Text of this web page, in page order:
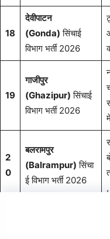
18
देवीपाटन
(Gonda) सिंचाई
विभाग भर्ती 2026
19
गाजीपुर
(Ghazipur) सिंचाई
विभाग भर्ती 2026
2
0
बलरामपुर
(Balrampur) सिंचा
ई विभाग भर्ती 2026